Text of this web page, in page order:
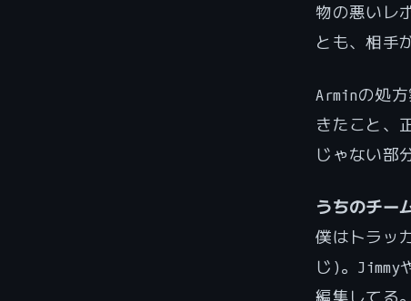
物の悪いレ
とも、相手
Arminの処
きたこと、
じゃない部
うちのチー
僕はトラッ
じ)。Jimmy
編集してる